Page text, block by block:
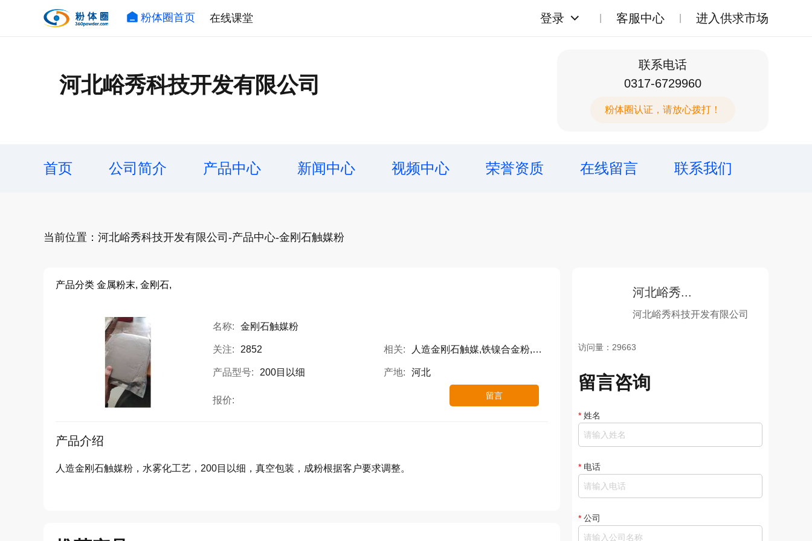
粉体圈首页 在线课堂 登录 客服中心 进入供求市场
河北峪秀科技开发有限公司
联系电话
0317-6729960
粉体圈认证，请放心拨打！
首页 公司简介 产品中心 新闻中心 视频中心 荣誉资质 在线留言 联系我们
当前位置：河北峪秀科技开发有限公司-产品中心-金刚石触媒粉
产品分类 金属粉末, 金刚石,
名称: 金刚石触媒粉
关注: 2852 相关: 人造金刚石触媒,铁镍合金粉,水雾化粉末
产品型号: 200目以细 产地: 河北
报价: 留言
产品介绍
人造金刚石触媒粉，水雾化工艺，200目以细，真空包装，成粉根据客户要求调整。
河北峪秀...
河北峪秀科技开发有限公司
访问量：29663
留言咨询
* 姓名
* 电话
* 公司